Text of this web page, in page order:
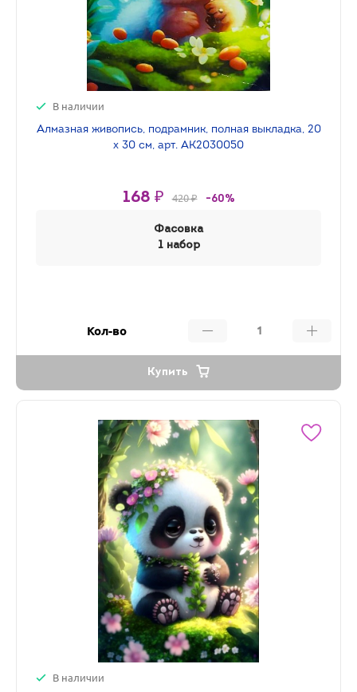
В наличии
Алмазная живопись, подрамник, полная выкладка, 20
х 30 см, арт. AK2030050
168 ₽ 420 ₽ -60%
Фасовка
1 набор
Кол-во
Купить
В наличии